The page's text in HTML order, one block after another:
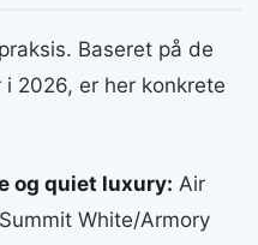
Baseret på de
2026, er her konkrete
og quiet luxury: Air
White/Armory